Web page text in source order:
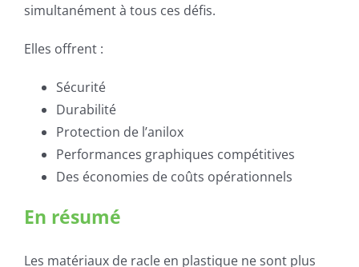
simultanément à tous ces défis.
Elles offrent :
Sécurité
Durabilité
Protection de l’anilox
Performances graphiques compétitives
Des économies de coûts opérationnels
En résumé
Les matériaux de racle en plastique ne sont plus